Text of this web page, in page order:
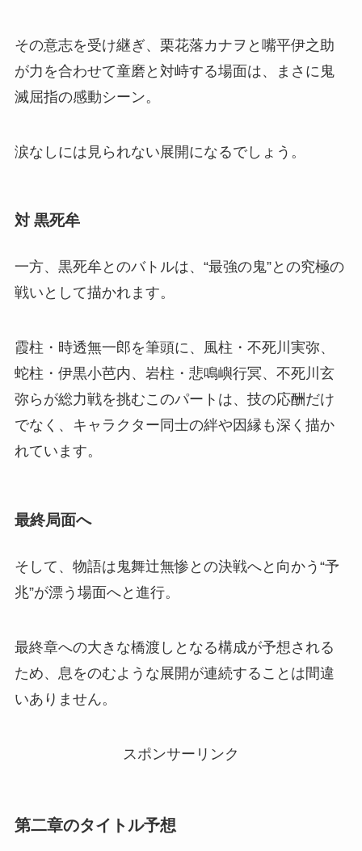
その意志を受け継ぎ、栗花落カナヲと嘴平伊之助
が力を合わせて童磨と対峙する場面は、まさに鬼
滅屈指の感動シーン。
涙なしには見られない展開になるでしょう。
対 黒死牟
一方、黒死牟とのバトルは、“最強の鬼”との究極の
戦いとして描かれます。
霞柱・時透無一郎を筆頭に、風柱・不死川実弥、
蛇柱・伊黒小芭内、岩柱・悲鳴嶼行冥、不死川玄
弥らが総力戦を挑むこのパートは、技の応酬だけ
でなく、キャラクター同士の絆や因縁も深く描か
れています。
最終局面へ
そして、物語は鬼舞辻無惨との決戦へと向かう“予
兆”が漂う場面へと進行。
最終章への大きな橋渡しとなる構成が予想される
ため、息をのむような展開が連続することは間違
いありません。
スポンサーリンク
第二章のタイトル予想